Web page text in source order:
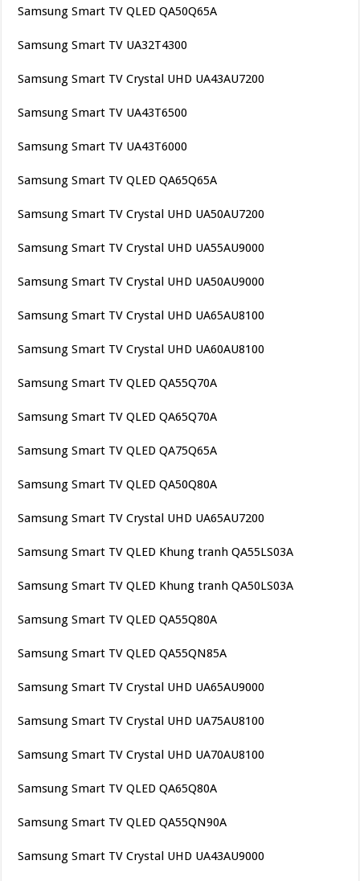
Samsung Smart TV QLED QA50Q65A
Samsung Smart TV UA32T4300
Samsung Smart TV Crystal UHD UA43AU7200
Samsung Smart TV UA43T6500
Samsung Smart TV UA43T6000
Samsung Smart TV QLED QA65Q65A
Samsung Smart TV Crystal UHD UA50AU7200
Samsung Smart TV Crystal UHD UA55AU9000
Samsung Smart TV Crystal UHD UA50AU9000
Samsung Smart TV Crystal UHD UA65AU8100
Samsung Smart TV Crystal UHD UA60AU8100
Samsung Smart TV QLED QA55Q70A
Samsung Smart TV QLED QA65Q70A
Samsung Smart TV QLED QA75Q65A
Samsung Smart TV QLED QA50Q80A
Samsung Smart TV Crystal UHD UA65AU7200
Samsung Smart TV QLED Khung tranh QA55LS03A
Samsung Smart TV QLED Khung tranh QA50LS03A
Samsung Smart TV QLED QA55Q80A
Samsung Smart TV QLED QA55QN85A
Samsung Smart TV Crystal UHD UA65AU9000
Samsung Smart TV Crystal UHD UA75AU8100
Samsung Smart TV Crystal UHD UA70AU8100
Samsung Smart TV QLED QA65Q80A
Samsung Smart TV QLED QA55QN90A
Samsung Smart TV Crystal UHD UA43AU9000